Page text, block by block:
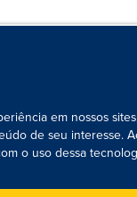
em nossos
de seu interesse.
o uso dessa